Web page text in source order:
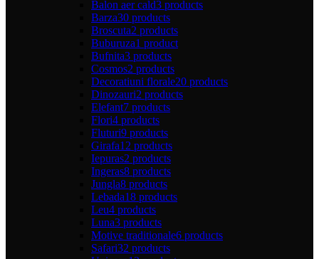
Balon aer cald3 products
Barza30 products
Broscuta2 products
Buburuza1 product
Bufnita3 products
Cosmos2 products
Decoratiuni florale20 products
Dinozauri2 products
Elefant7 products
Flori4 products
Fluturi9 products
Girafa12 products
Iepuras2 products
Ingeras8 products
Jungla8 products
Lebada18 products
Leu4 products
Luna3 products
Motive traditionale6 products
Safari32 products